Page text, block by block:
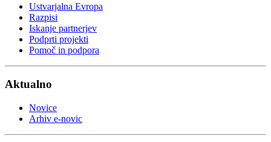
Ustvarjalna Evropa
Razpisi
Iskanje partnerjev
Podprti projekti
Pomoč in podpora
Aktualno
Novice
Arhiv e-novic